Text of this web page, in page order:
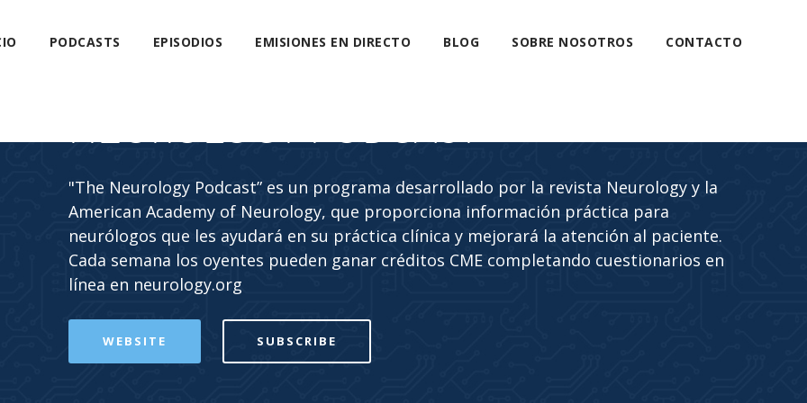
PODCASTS EPISODIOS EMISIONES EN DIRECTO BLOG SOBRE NOSOTROS CONTACTO
NEUROLOGY PODCAST
"The Neurology Podcast” es un programa desarrollado por la revista Neurology y la
American Academy of Neurology, que proporciona información práctica para
neurólogos que les ayudará en su práctica clínica y mejorará la atención al paciente.
Cada semana los oyentes pueden ganar créditos CME completando cuestionarios en
línea en neurology.org
WEBSITE SUBSCRIBE